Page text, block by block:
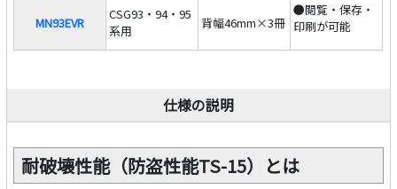
●閲覧・保存・
印刷が可能
MN93EVR
CSG93・94・95
系用
背幅46mm×3冊
仕様の説明
耐破壊性能（防盗性能TS-15）とは